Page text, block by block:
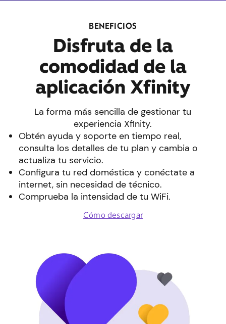
BENEFICIOS
Disfruta de la
comodidad de la
aplicación Xfinity
La forma más sencilla de gestionar tu
experiencia Xfinity.
Obtén ayuda y soporte en tiempo real,
consulta los detalles de tu plan y cambia o
actualiza tu servicio.
Configura tu red doméstica y conéctate a
internet, sin necesidad de técnico.
Comprueba la intensidad de tu WiFi.
Cómo descargar